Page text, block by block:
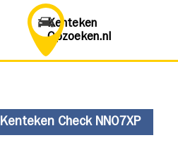
Kenteken
Opzoeken.nl
Kenteken Check NN07XP